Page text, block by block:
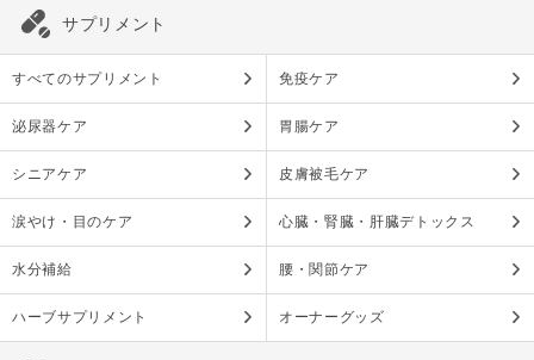
サプリメント
すべてのサプリメント 免疫ケア
泌尿器ケア 胃腸ケア
シニアケア 皮膚被毛ケア
涙やけ・目のケア 心臓・腎臓・肝臓デトックス
水分補給 腰・関節ケア
ハーブサプリメント オーナーグッズ